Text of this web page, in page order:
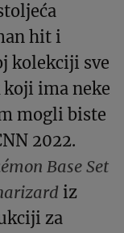
hit i
kolekciji sve
ima neke
mogli biste
2022.
Base Set
iz
za